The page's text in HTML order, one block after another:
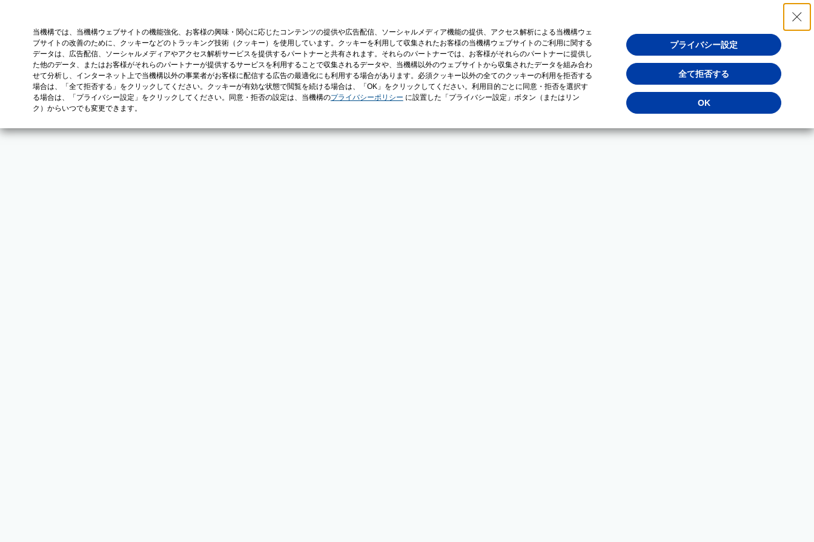
当機構では、当機構ウェブサイトの機能強化、お客様の興味・関心に応じたコンテンツの提供や広告配信、ソーシャルメディア機能の提供、アクセス解析による当機構ウェ
ブサイトの改善のために、クッキーなどのトラッキング技術（クッキー）を使用しています。クッキーを利用して収集されたお客様の当機構ウェブサイトのご利用に関する
データは、広告配信、ソーシャルメディアやアクセス解析サービスを提供するパートナーと共有されます。それらのパートナーでは、お客様がそれらのパートナーに提供し
た他のデータ、またはお客様がそれらのパートナーが提供するサービスを利用することで収集されるデータや、当機構以外のウェブサイトから収集されたデータを組み合わ
せて分析し、インターネット上で当機構以外の事業者がお客様に配信する広告の最適化にも利用する場合があります。必須クッキー以外の全てのクッキーの利用を拒否する
場合は、「全て拒否する」をクリックしてください。クッキーが有効な状態で閲覧を続ける場合は、「OK」をクリックしてください。利用目的ごとに同意・拒否を選択す
る場合は、「プライバシー設定」をクリックしてください。同意・拒否の設定は、当機構のプライバシーポリシー に設置した「プライバシー設定」ボタン（またはリン
ク）からいつでも変更できます。
プライバシー設定
全て拒否する
OK